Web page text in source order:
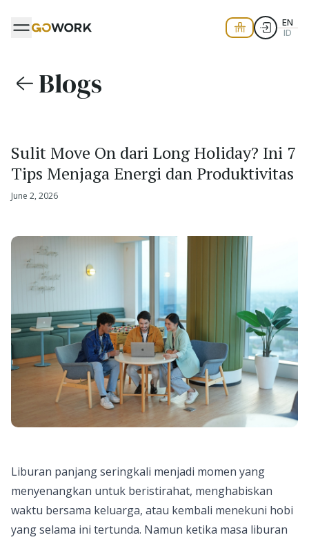
EN
ID
Blogs
Sulit Move On dari Long Holiday? Ini 7
Tips Menjaga Energi dan Produktivitas
June 2, 2026
Liburan panjang seringkali menjadi momen yang
menyenangkan untuk beristirahat, menghabiskan
waktu bersama keluarga, atau kembali menekuni hobi
yang selama ini tertunda. Namun ketika masa liburan